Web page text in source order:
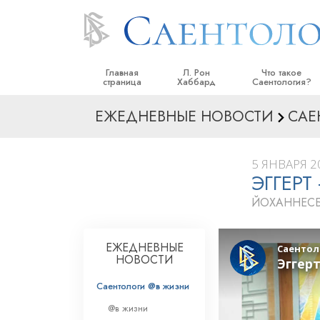
Главная
страница
Л. Рон
Хаббард
Что такое
Саентология?
Верования и
Что саентологи
Саентологии
Внутри церкви
Основные
Введение в
ЕЖЕДНЕВНЫЕ НОВОСТИ
5 ЯНВАРЯ
ЕЖЕДНЕВНЫЕ
НОВОСТИ
Саентологи @в жизни
@в жизни